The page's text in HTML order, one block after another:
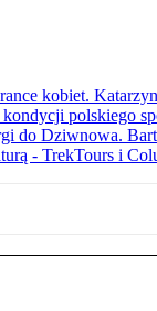
kobiet.
polskiego
do Dziwnowa.
- TrekTours i